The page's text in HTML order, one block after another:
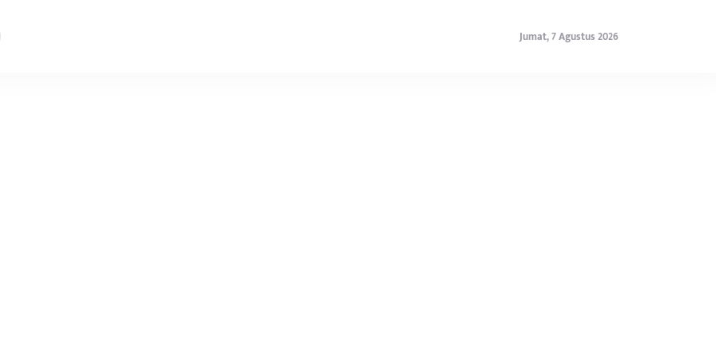
Jumat, 7 Agustus 2026